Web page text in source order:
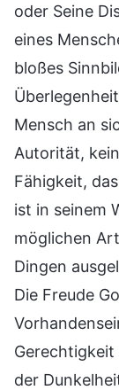
oder Seine
eines
bloßes
Mensch an
Autorität,
Fähigkeit,
ist in seinem
möglichen
Dingen
Die Freude
der